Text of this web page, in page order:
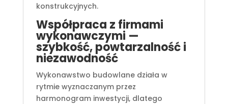
konstrukcyjnych.
Współpraca z firmami
wykonawczymi —
szybkość, powtarzalność i
niezawodność
Wykonawstwo budowlane działa w
rytmie wyznaczanym przez
harmonogram inwestycji, dlatego